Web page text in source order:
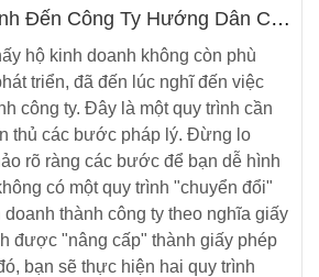
Đến Công Ty Hướng Dẫn Chi
hộ kinh doanh không còn phù
triển, đã đến lúc nghĩ đến việc
công ty. Đây là một quy trình cần
thủ các bước pháp lý. Đừng lo
rõ ràng các bước để bạn dễ hình
có một quy trình "chuyển đổi"
thành công ty theo nghĩa giấy
được "nâng cấp" thành giấy phép
bạn sẽ thực hiện hai quy trình